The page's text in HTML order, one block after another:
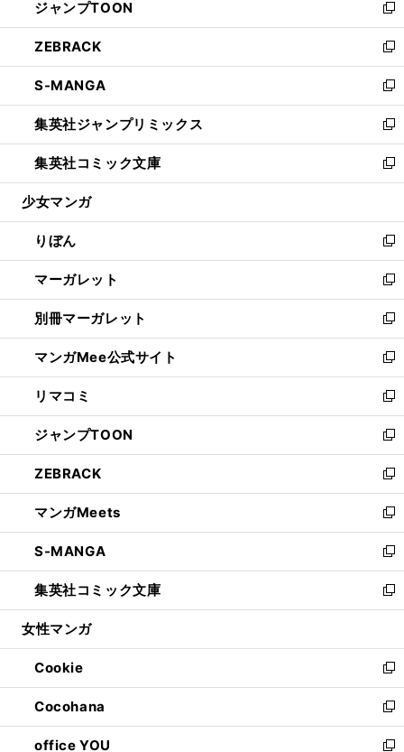
く
で
開
く
ド
ウ
で
開
く
ィ
ン
ド
ウ
で
開
く
い
ウ
ィ
ン
ド
ウ
で
開
く
ジャンプTOON
新
し
い
ウ
ィ
ン
ド
ウ
で
開
ZEBRACK
新
し
い
ウ
ィ
ン
ド
ウ
開
く
S-MANGA
新
し
い
ウ
ィ
ン
ウ
で
開
く
集英社ジャンプリミックス
新
し
い
ウ
ン
ド
ウ
で
開
く
集英社コミック文庫
新
し
ウ
ィ
ン
ド
ウ
で
開
く
少女マンガ
りぼん
新
し
い
ウ
ィ
ン
ド
ウ
で
開
く
マーガレット
新
し
い
ウ
ィ
ン
ド
ウ
で
開
く
別冊マーガレット
新
し
い
ウ
ィ
ン
ド
ウ
で
開
く
マンガMee公式サイト
新
し
い
ウ
ィ
ン
ド
ウ
で
開
く
リマコミ
新
し
い
ウ
ィ
ン
ド
ウ
で
開
く
ジャンプTOON
新
し
い
ウ
ィ
ン
ド
ウ
で
開
ZEBRACK
新
し
い
ウ
ィ
ン
ド
ウ
開
く
マンガMeets
新
し
い
ウ
ィ
ン
ウ
で
開
く
S-MANGA
新
し
い
ウ
ン
ド
ウ
で
開
く
集英社コミック文庫
新
し
ウ
ィ
ン
ド
ウ
で
女性マンガ
Cookie
新
し
い
ウ
ィ
Cocohana
新
し
い
office YOU